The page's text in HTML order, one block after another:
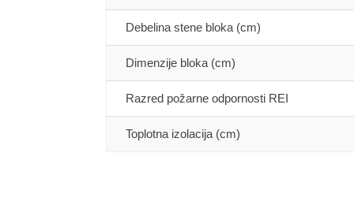
Debelina stene bloka (cm)
Dimenzije bloka (cm)
Razred požarne odpornosti REI
Toplotna izolacija (cm)